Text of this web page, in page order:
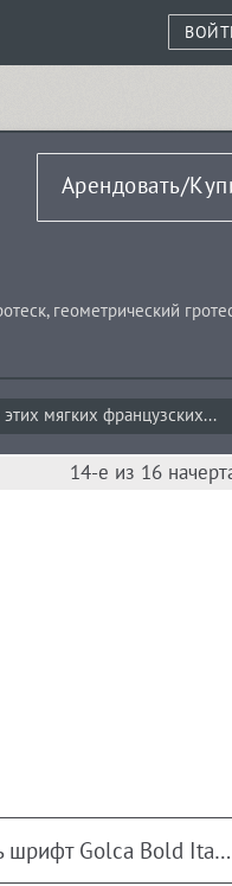
Арендовать/
, геометрический
мягких французских...
14-е из 16
Купить шрифт Golca Bold Italic